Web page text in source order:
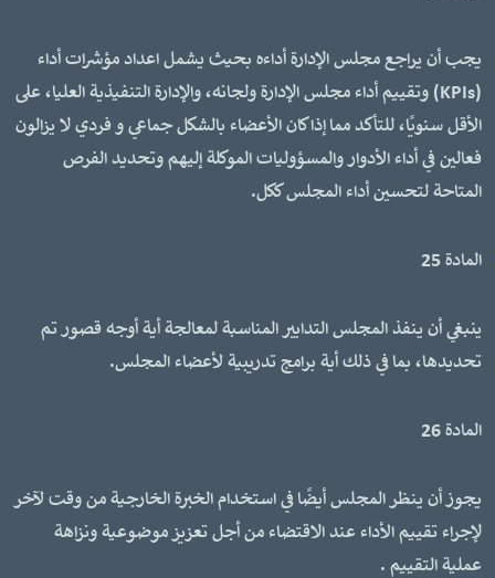
يجب أن يراجع مجلس الإدارة أداءه بحيث يشمل اعداد مؤشرات أداء
(KPIs) وتقييم أداء مجلس الإدارة ولجانه، والإدارة التنفيذية العليا، على
الأقل سنويًا، للتأكد مما إذا كان الأعضاء بالشكل جماعي و فردي لا يزالون
فعالين في أداء الأدوار والمسؤوليات الموكلة إليهم وتحديد الفرص
المتاحة لتحسين أداء المجلس ككل.
المادة 25
ينبغي أن ينفذ المجلس التدابير المناسبة لمعالجة أية أوجه قصور تم
تحديدها، بما في ذلك أية برامج تدريبية لأعضاء المجلس.
المادة 26
يجوز أن ينظر المجلس أيضًا في استخدام الخبرة الخارجية من وقت لآخر
لإجراء تقييم الأداء عند الاقتضاء من أجل تعزيز موضوعية ونزاهة
عملية التقييم .